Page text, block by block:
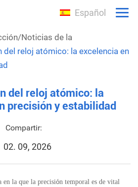
Español
/Noticias de la
del reloj atómico: la excelencia en
del reloj atómico: la
precisión y estabilidad
Compartir:
02. 09, 2026
en la que la precisión temporal es de vital